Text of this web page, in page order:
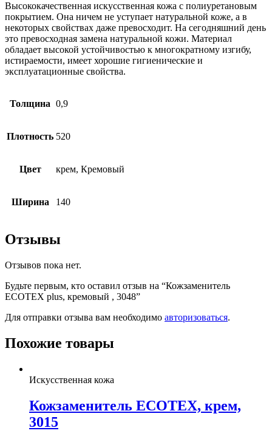
Высококачественная искусственная кожа с полиуретановым
покрытием. Она ничем не уступает натуральной коже, а в
некоторых свойствах даже превосходит. На сегодняшний день
это превосходная замена натуральной кожи. Материал
обладает высокой устойчивостью к многократному изгибу,
истираемости, имеет хорошие гигиенические и
эксплуатационные свойства.
Толщина 0,9
Плотность 520
Цвет крем, Кремовый
Ширина 140
Отзывы
Отзывов пока нет.
Будьте первым, кто оставил отзыв на “Кожзаменитель
ECOTEX plus, кремовый , 3048”
Для отправки отзыва вам необходимо авторизоваться.
Похожие товары
Искусственная кожа
Кожзаменитель ECOTEX, крем,
3015